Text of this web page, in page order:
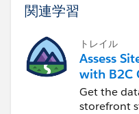
関連学習
トレイル
Assess
with B2C
Reports
Get the
storefront